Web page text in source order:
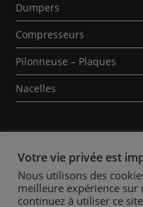
Dumpers
Compresseurs
Pilonneuse – Plaques
Nacelles
Qui sommes-nous ?
Votre vie privée est
Nous utilisons des
meilleure expérience sur
continuez à utiliser ce